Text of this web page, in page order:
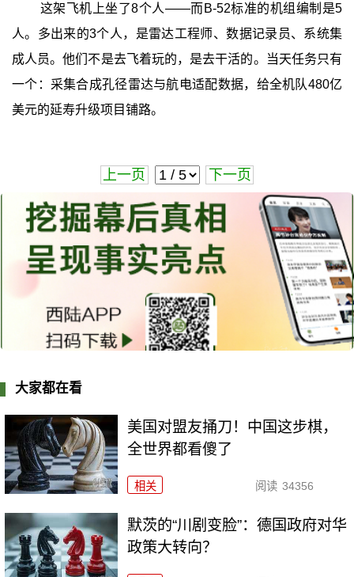
这架飞机上坐了8个人——而B-52标准的机组编制是5
人。多出来的3个人，是雷达工程师、数据记录员、系统集
成人员。他们不是去飞着玩的，是去干活的。当天任务只有
一个：采集合成孔径雷达与航电适配数据，给全机队480亿
美元的延寿升级项目铺路。
上一页 下一页
大家都在看
美国对盟友捅刀！中国这步棋，
全世界都看傻了
相关 阅读 34356
默茨的“川剧变脸”：德国政府对华
政策大转向？